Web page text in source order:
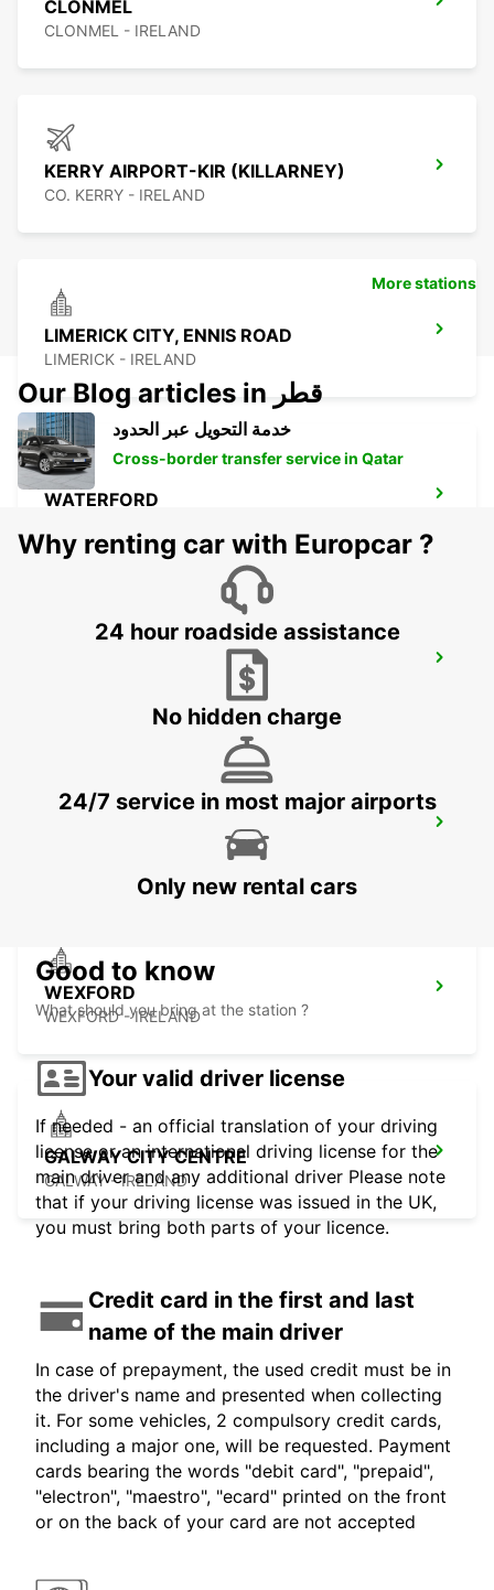
CLONMEL
CLONMEL - IRELAND
KERRY AIRPORT-KIR (KILLARNEY)
CO. KERRY - IRELAND
LIMERICK CITY, ENNIS ROAD
LIMERICK - IRELAND
WATERFORD
SHANNON AIRPORT-SNN
WEXFORD
WEXFORD - IRELAND
GALWAY CITY CENTRE
GALWAY - IRELAND
More stations
Our Blog articles in قطر
خدمة التحويل عبر الحدود
Cross-border transfer service in Qatar
Why renting car with Europcar ?
24 hour roadside assistance
No hidden charge
24/7 service in most major airports
Only new rental cars
Good to know
What should you bring at the station ?
Your valid driver license
If needed - an official translation of your driving
license or an international driving license for the
main driver and any additional driver Please note
that if your driving license was issued in the UK,
you must bring both parts of your licence.
Credit card in the first and last
name of the main driver
In case of prepayment, the used credit must be in
the driver's name and presented when collecting
it. For some vehicles, 2 compulsory credit cards,
including a major one, will be requested. Payment
cards bearing the words "debit card", "prepaid",
"electron", "maestro", "ecard" printed on the front
or on the back of your card are not accepted